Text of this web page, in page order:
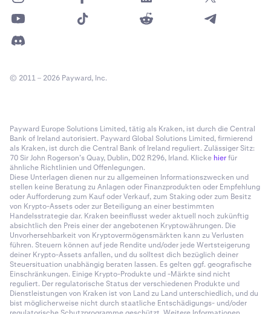
© 2011 – 2026 Payward, Inc.
Payward Europe Solutions Limited, tätig als Kraken, ist durch die Central
Bank of Ireland autorisiert. Payward Global Solutions Limited, firmierend
als Kraken, ist durch die Central Bank of Ireland reguliert. Zulässiger Sitz:
70 Sir John Rogerson’s Quay, Dublin, D02 R296, Irland. Klicke hierfür
ähnliche Richtlinien und Offenlegungen.
Diese Unterlagen dienen nur zu allgemeinen Informationszwecken und
stellen keine Beratung zu Anlagen oder Finanzprodukten oder Empfehlung
oder Aufforderung zum Kauf oder Verkauf, zum Staking oder zum Besitz
von Krypto-Assets oder zur Beteiligung an einer bestimmten
Handelsstrategie dar. Kraken beeinflusst weder aktuell noch zukünftig
absichtlich den Preis einer der angebotenen Kryptowährungen. Die
Unvorhersehbarkeit von Kryptovermögensmärkten kann zu Verlusten
führen. Steuern können auf jede Rendite und/oder jede Wertsteigerung
deiner Krypto-Assets anfallen, und du solltest dich bezüglich deiner
Steuersituation unabhängig beraten lassen. Es gelten ggf. geografische
Einschränkungen. Einige Krypto-Produkte und -Märkte sind nicht
reguliert. Der regulatorische Status der verschiedenen Produkte und
Dienstleistungen von Kraken ist von Land zu Land unterschiedlich, und du
bist möglicherweise nicht durch staatliche Entschädigungs- und/oder